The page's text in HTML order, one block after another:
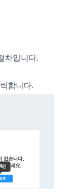
차입니다.
합니다.